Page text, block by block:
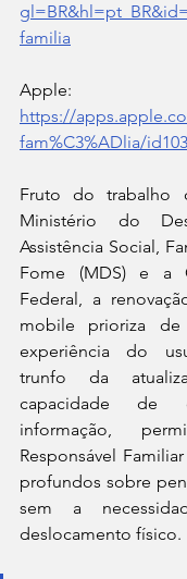
familia
Apple:
https://
fam%C3%ADlia/
Fruto do trabalho
Ministério do
Assistência Social,
Fome (MDS) e a
Federal, a
mobile prioriza
experiência do
trunfo da
capacidade de
informação,
Responsável
profundos sobre
sem a
deslocamento físico.